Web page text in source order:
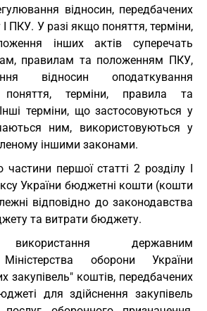
відносин, передбачених
I ПКУ. У разі якщо поняття, терміни,
інших актів суперечать
правилам та положенням ПКУ,
відносин оподаткування
поняття, терміни, правила та
терміни, що застосовуються у
ним, використовуються у
іншими законами.
частини першої статті 2 розділу I
України бюджетні кошти (кошти
відповідно до законодавства
та витрати бюджету.
державним
оборони України
закупівель" коштів, передбачених
для здійснення закупівель